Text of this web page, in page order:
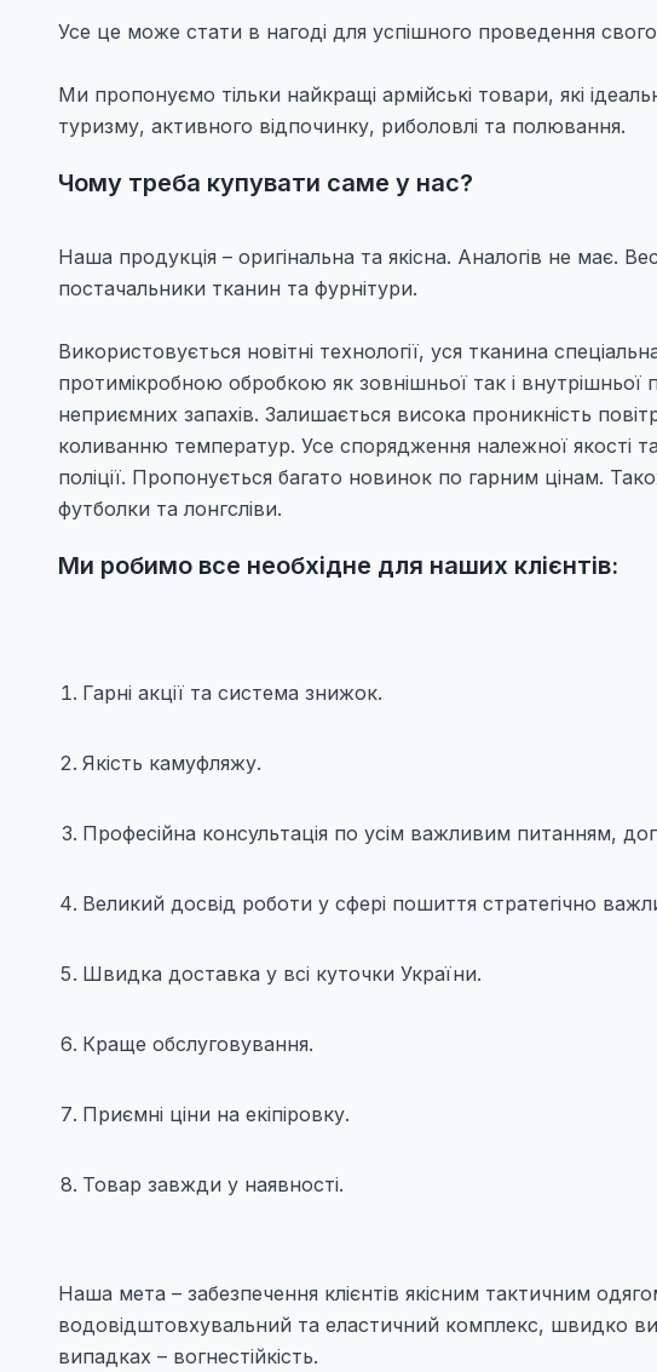
Усе це може стати в нагоді для успішного проведення
Ми пропонуємо тільки найкращі армійські товари, які
туризму, активного відпочинку, риболовлі та полювання.
Чому треба купувати саме у нас?
Наша продукція – оригінальна та якісна. Аналогів не має.
постачальники тканин та фурнітури.
Використовується новітні технології, уся тканина
протимікробною обробкою як зовнішньої так і внутрішньої
неприємних запахів. Залишається висока проникність
коливанню температур. Усе спорядження належної якості
поліції. Пропонується багато новинок по гарним цінам.
футболки та лонгсліви.
Ми робимо все необхідне для наших клієнтів:
Гарні акції та система знижок.
Якість камуфляжу.
Професійна консультація по усім важливим питанням,
Великий досвід роботи у сфері пошиття стратегічно
Швидка доставка у всі куточки України.
Краще обслуговування.
Приємні ціни на екіпіровку.
Товар завжди у наявності.
Наша мета – забезпечення клієнтів якісним тактичним
водовідштовхувальний та еластичний комплекс, швидко
випадках – вогнестійкість.